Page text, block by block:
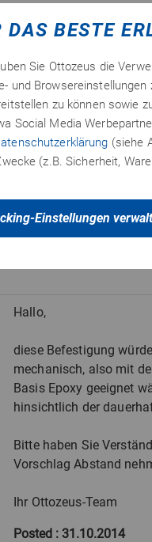
Hallo ich möchte eine
bis 60mm an eine
Welchen Kleber
Die Metallplatten sind
Herzlichen Gruß, Franz
Hallo,
diese Befestigung
mechanisch, also mit
Basis Epoxy geeignet
hinsichtlich der
Bitte haben Sie
Vorschlag Abstand
Ihr Ottozeus-Team
Posted : 31.10.2014
DAS BESTE
Sie Ottozeus die
und
zu können sowie
Social Media
(siehe
(z.B. Sicherheit,
Einstellungen